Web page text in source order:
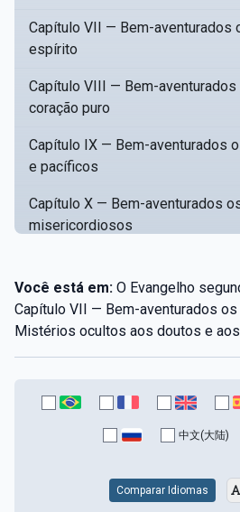
Capítulo VII — Bem-aventurados
espírito
Capítulo VIII — Bem-
coração puro
Capítulo IX — Bem-aventurados
e pacíficos
Capítulo X — Bem-aventurados
misericordiosos
Capítulo XII — Amai os vossos
Capítulo XIII — Não saiba a vossa
que dê a vossa mão direita
Capítulo XIV — Honrai a vosso
Capítulo XV — Fora da caridade
Você está em: O Evangelho
Capítulo VII — Bem-aventurados
Mistérios ocultos aos doutos e
中文(大陆)
Comparar Idiomas